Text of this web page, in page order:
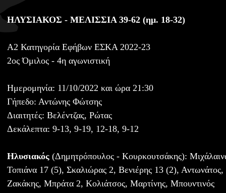
ΗΛΥΣΙΑΚΟΣ - ΜΕΛΙΣΣΙΑ 39-62 (ημ. 18-32)
Α2 Κατηγορία Εφήβων ΕΣΚΑ 2022-23
2ος Όμιλος - 4η αγωνιστική
Ημερομηνία: 11/10/2022 και ώρα 21:30
Γήπεδο: Αντώνης Φώτσης
Διαιτητές: Βελέντζας, Ρώτας
Δεκάλεπτα: 9-13, 9-19, 12-18, 9-12
Ηλυσιακός (Δημητρόπουλος - Κουρκουτσάκης):
Τοπιάνα 17 (5), Σκαλιώρας 2, Βενιέρης 13 (2),
Ζακάκης, Μπράτα 2, Κολιάτσος, Μαρτίνης, Μπουντινός